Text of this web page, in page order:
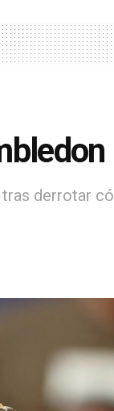
derrotar